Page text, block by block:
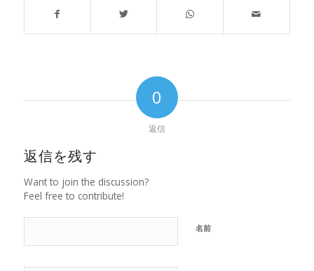
0
返信
返信を残す
Want to join the discussion?
Feel free to contribute!
名前